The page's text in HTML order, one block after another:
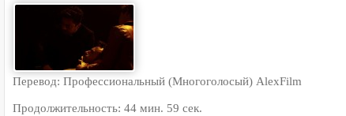
Перевод: Профессиональный (Многоголосый) AlexFilm
Продолжительность: 44 мин. 59 сек.